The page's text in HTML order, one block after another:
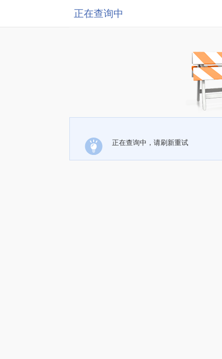
正在查询中
正在查询中，请刷新重试